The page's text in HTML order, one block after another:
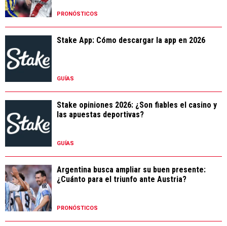
PRONÓSTICOS
Stake App: Cómo descargar la app en 2026
GUÍAS
Stake opiniones 2026: ¿Son fiables el casino y
las apuestas deportivas?
GUÍAS
Argentina busca ampliar su buen presente:
¿Cuánto para el triunfo ante Austria?
PRONÓSTICOS